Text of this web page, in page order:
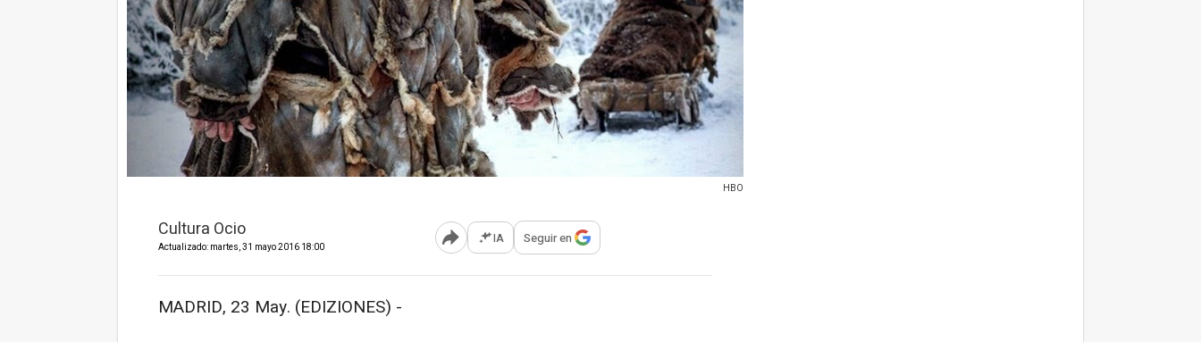
HBO
Cultura Ocio
Actualizado: martes, 31 mayo 2016 18:00 Abrir opciones para compartir
IA Seguir en
MADRID, 23 May. (EDIZIONES) -